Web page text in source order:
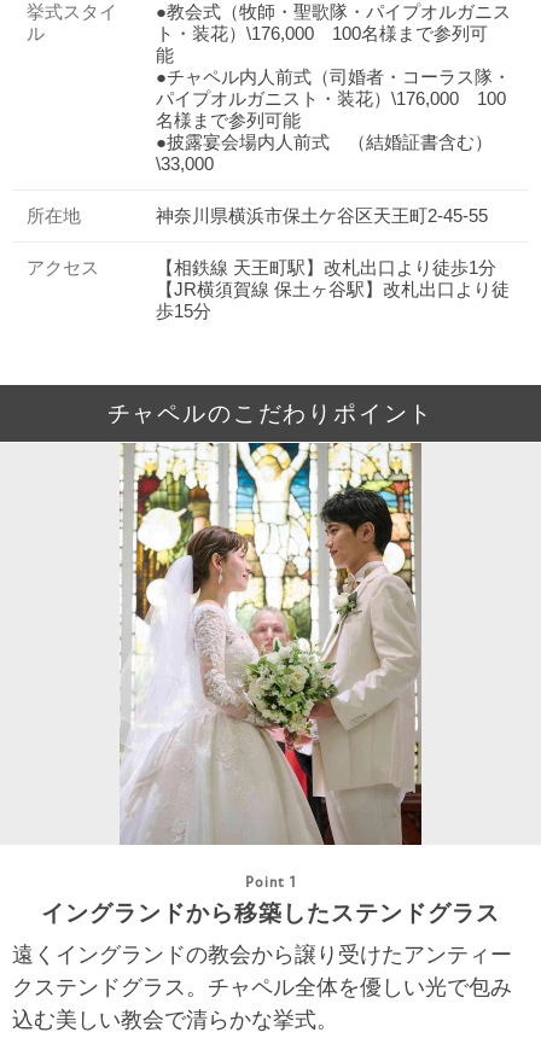
挙式スタイ
ル
●教会式（牧師・聖歌隊・パイプオルガニス
ト・装花）\176,000 100名様まで参列可
能
●チャペル内人前式（司婚者・コーラス隊・
パイプオルガニスト・装花）\176,000 100
名様まで参列可能
●披露宴会場内人前式 （結婚証書含む）
\33,000
所在地 神奈川県横浜市保土ケ谷区天王町2-45-55
アクセス
【相鉄線 天王町駅】改札出口より徒歩1分
【JR横須賀線 保土ヶ谷駅】改札出口より徒
歩15分
チャペルのこだわりポイント
Point 1
イングランドから移築したステンドグラス
遠くイングランドの教会から譲り受けたアンティー
クステンドグラス。チャペル全体を優しい光で包み
込む美しい教会で清らかな挙式。